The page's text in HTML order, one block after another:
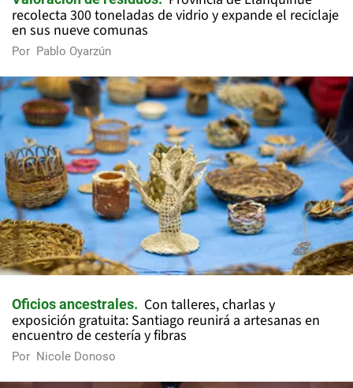
recolecta 300 toneladas de vidrio y expande el reciclaje
en sus nueve comunas
Por Pablo Oyarzún
Oficios ancestrales
Con talleres, charlas y
exposición gratuita: Santiago reunirá a artesanas en
encuentro de cestería y fibras
Por Nicole Donoso